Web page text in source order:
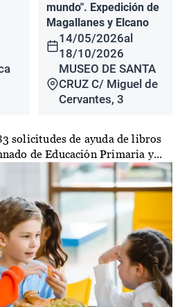
mundo". Expedición de
Magallanes y Elcano
14/05/2026al
18/10/2026
MUSEO DE SANTA
CRUZ C/ Miguel de
Cervantes, 3
solicitudes de ayuda de libros
de Educación Primaria y...